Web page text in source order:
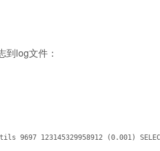
到log文件：
9697 123145329958912 (0.001) SELECT